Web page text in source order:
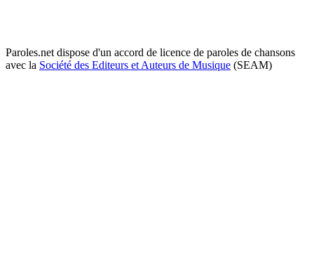
Paroles.net dispose d'un accord de licence de paroles de chansons
avec la Société des Editeurs et Auteurs de Musique (SEAM)